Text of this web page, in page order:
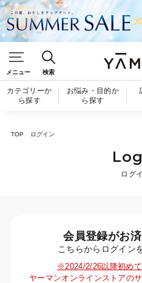
メニュー 検索
カテゴリーか
ら探す
お悩み・目的か
ら探す
TOP ログイン
ログ
会員登録がお
こちらからログイン
※2024/2/26以降初め
ヤーマンオンラインストアの